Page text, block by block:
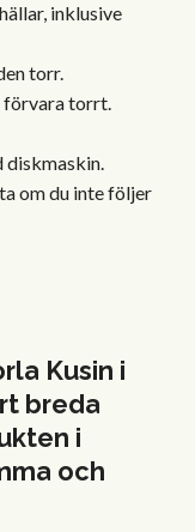
inklusive
torr.
förvara torrt.
diskmaskin.
om du inte följer
Kusin i
breda
i
och